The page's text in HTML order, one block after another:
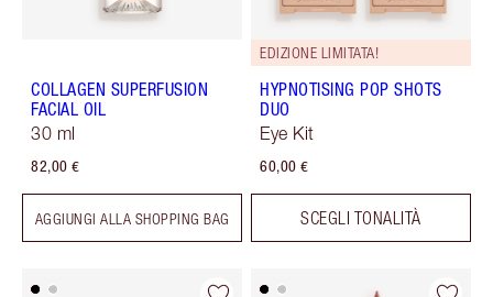
COLLAGEN SUPERFUSION
FACIAL OIL
30 ml
82,00 €
AGGIUNGI ALLA SHOPPING BAG
EDIZIONE LIMITATA!
HYPNOTISING POP SHOTS
DUO
Eye Kit
60,00 €
SCEGLI TONALITÀ